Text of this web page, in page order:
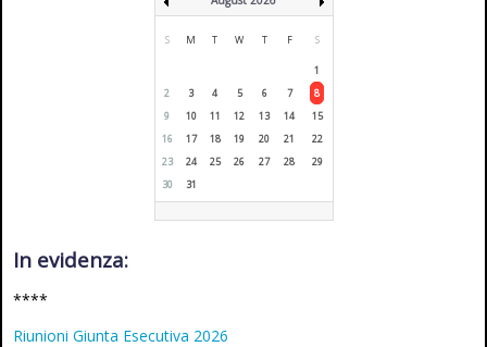
S M T W T F S
1
2
3 4 5 6 7
8
9
10 11 12 13 14
15
16
17 18 19 20 21
22
23
24 25 26 27 28
29
30
31
In evidenza:
****
Riunioni Giunta Esecutiva 2026